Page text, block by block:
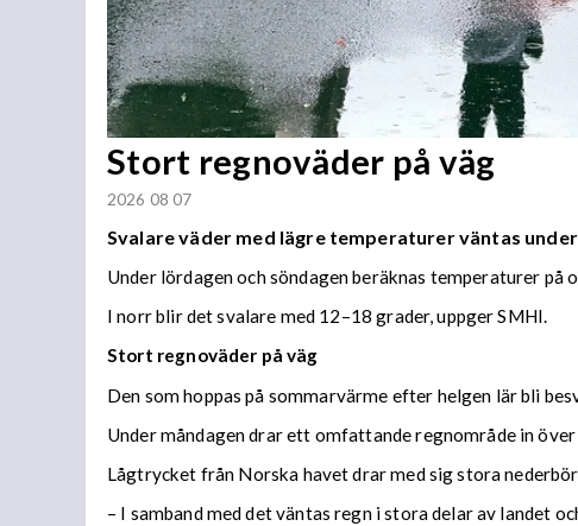
Stort regnoväder på väg
2026 08 07
Svalare väder med lägre temperaturer väntas
Under lördagen och söndagen beräknas temperaturer
I norr blir det svalare med 12–18 grader, uppger SMHI.
Stort regnoväder på väg
Den som hoppas på sommarvärme efter helgen lär bli
Under måndagen drar ett omfattande regnområde in
Lågtrycket från Norska havet drar med sig stora
– I samband med det väntas regn i stora delar av landet